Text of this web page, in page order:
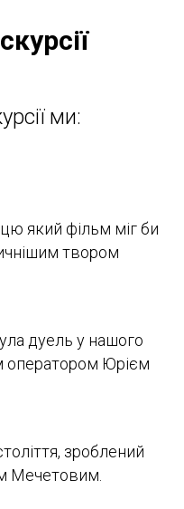
ми:
який фільм міг би
твором
дуель у нашого
оператором Юрієм
зроблений
Мечетовим.